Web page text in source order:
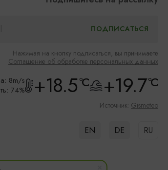
Нажимая на кнопку подписаться, вы принимаете
Соглашение об обработке персональных данных
8m/s
74%
+18.5°C +19.7°C
Источник: Gismeteo
EN DE RU